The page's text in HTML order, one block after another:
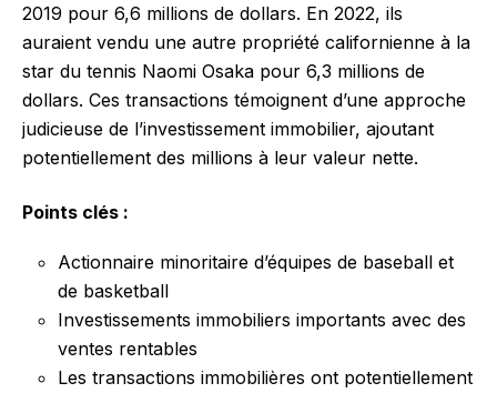
2019 pour 6,6 millions de dollars. En 2022, ils
auraient vendu une autre propriété californienne à la
star du tennis Naomi Osaka pour 6,3 millions de
dollars. Ces transactions témoignent d’une approche
judicieuse de l’investissement immobilier, ajoutant
potentiellement des millions à leur valeur nette.
Points clés :
Actionnaire minoritaire d’équipes de baseball et
de basketball
Investissements immobiliers importants avec des
ventes rentables
Les transactions immobilières ont potentiellement